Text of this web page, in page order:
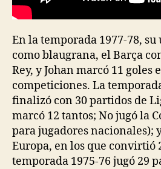
En la temporada 1977-78,
como blaugrana, el Barça
Rey, y Johan marcó 11 goles
competiciones. La
finalizó con 30 partidos de
marcó 12 tantos; No jugó la
para jugadores nacionales);
Europa, en los que convirtió
temporada 1975-76 jugó 29